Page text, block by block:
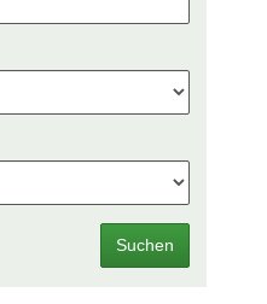
Suchen